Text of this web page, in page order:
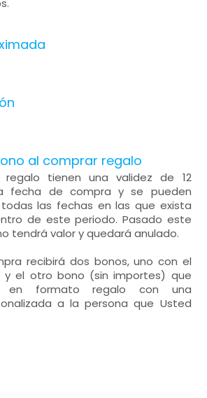
al comprar regalo
regalo tienen una validez de 12
fecha de compra y se pueden
las fechas en las que exista
de este periodo. Pasado este
tendrá valor y quedará anulado.
recibirá dos bonos, uno con el
y el otro bono (sin importes) que
en formato regalo con una
a la persona que Usted